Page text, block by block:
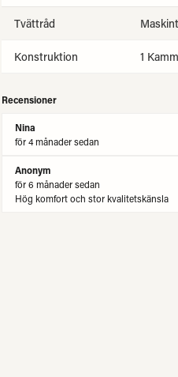
Tvättråd
Konstruktion 1
Recensioner
Nina
för 4 månader sedan
Anonym
för 6 månader sedan
Hög komfort och stor kvalitetskänsla